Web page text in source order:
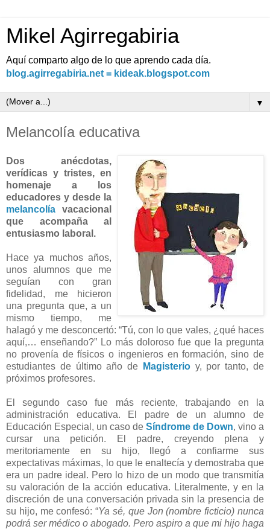
Mikel Agirregabiria
Aquí comparto algo de lo que aprendo cada día.
blog.agirregabiria.net = kideak.blogspot.com
▼
Melancolía educativa
Dos anécdotas,
verídicas y tristes, en
homenaje a los
educadores y desde la
melancolía vacacional
que acompaña al
entusiasmo laboral.
Hace ya muchos años,
unos alumnos que me
seguían con gran
fidelidad, me hicieron
una pregunta que, a un
mismo tiempo, me
halagó y me desconcertó: “Tú, con lo que vales, ¿qué haces
aquí,… enseñando?” Lo más doloroso fue que la pregunta
no provenía de físicos o ingenieros en formación, sino de
estudiantes de último año de
Magisterio y, por tanto, de
próximos profesores.
El segundo caso fue más reciente, trabajando en la
administración educativa. El padre de un alumno de
Educación Especial, un caso de Síndrome de Down, vino a
cursar una petición. El padre, creyendo plena y
meritoriamente en su hijo, llegó a confiarme sus
expectativas máximas, lo que le enaltecía y demostraba que
era un padre ideal. Pero lo hizo de un modo que transmitía
su valoración de la acción educativa. Literalmente, y en la
discreción de una conversación privada sin la presencia de
su hijo, me confesó: “Ya sé, que Jon (nombre ficticio) nunca
podrá ser médico o abogado. Pero aspiro a que mi hijo haga